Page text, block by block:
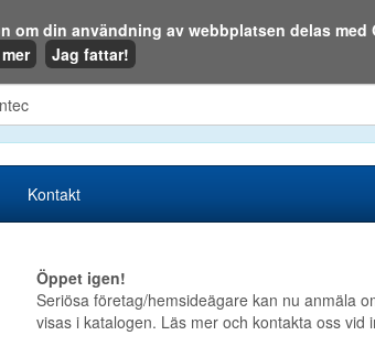
Den 6
eller på webben:
Kontakt
Öppet igen!
Seriösa företag/hemsideägare kan nu anmäla
visas i katalogen. Läs mer och kontakta oss vid
din användning av webbplatsen delas med
Jag fattar!